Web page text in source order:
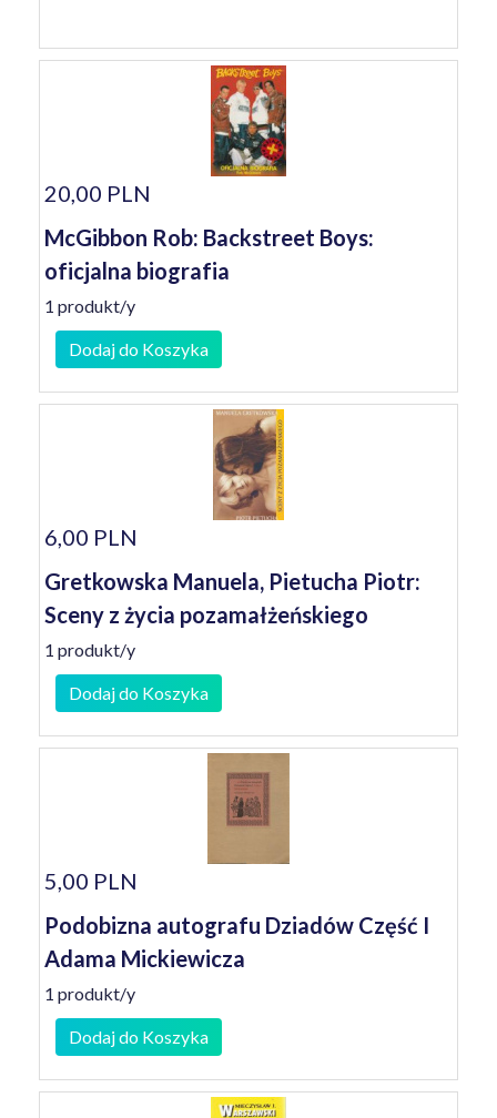
20,00 PLN
McGibbon Rob: Backstreet Boys:
oficjalna biografia
1 produkt/y
Dodaj do Koszyka
6,00 PLN
Gretkowska Manuela, Pietucha Piotr:
Sceny z życia pozamałżeńskiego
1 produkt/y
Dodaj do Koszyka
5,00 PLN
Podobizna autografu Dziadów Część I
Adama Mickiewicza
1 produkt/y
Dodaj do Koszyka